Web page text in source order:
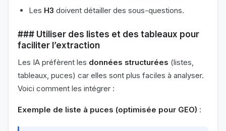
Les H3 doivent détailler des sous-questions.
### Utiliser des listes et des tableaux pour
faciliter l’extraction
Les IA préfèrent les données structurées (listes,
tableaux, puces) car elles sont plus faciles à analyser.
Voici comment les intégrer :
Exemple de liste à puces (optimisée pour GEO) :